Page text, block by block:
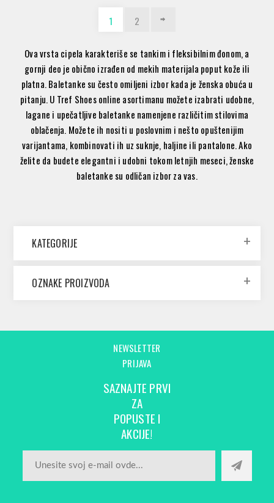
1 2
Ova vrsta cipela karakteriše se tankim i fleksibilnim đonom, a
gornji deo je obično izrađen od mekih materijala poput kože ili
platna. Baletanke su često omiljeni izbor kada je ženska obuća u
pitanju. U Tref Shoes online asortimanu možete izabrati udobne,
lagane i upečatljive baletanke namenjene različitim stilovima
oblačenja. Možete ih nositi u poslovnim i nešto opuštenijim
varijantama, kombinovati ih uz suknje, haljine ili pantalone. Ako
želite da budete elegantni i udobni tokom letnjih meseci, ženske
baletanke su odličan izbor za vas.
KATEGORIJE
OZNAKE PROIZVODA
NEWSLETTER
PRIJAVA
SAZNAJTE PRVI
ZA
POPUSTE I
AKCIJE!